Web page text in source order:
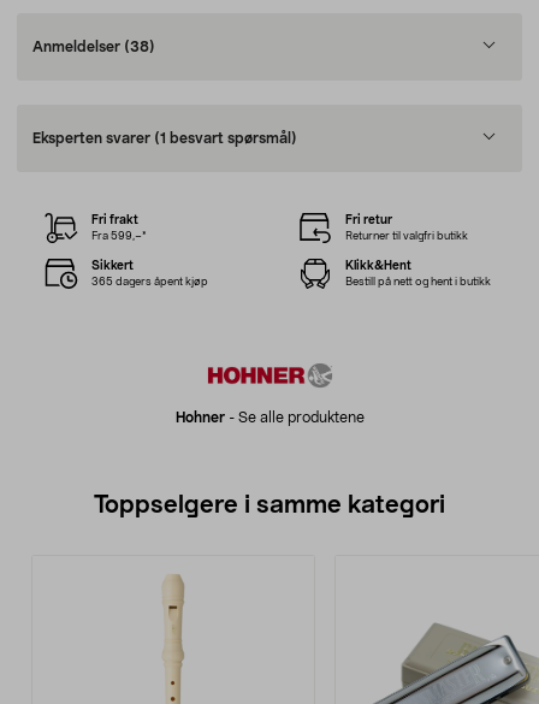
Anmeldelser (38)
Eksperten svarer (1 besvart spørsmål)
Hohner- Se alle produktene
Fri frakt
Fra 599,–*
Fri retur
Returner til valgfri butikk
Sikkert
365 dagers åpent kjøp
Klikk&Hent
Bestill på nett og hent i butikk
Toppselgere i samme kategori